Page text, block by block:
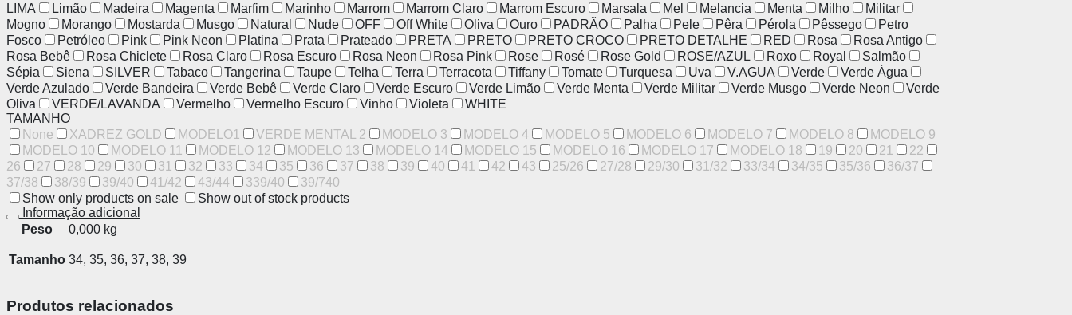
LIMA
Limão Madeira Magenta Marfim Marinho Marrom Marrom Claro Marrom Escuro Marsala Mel Melancia Menta Milho
Militar
Mogno
Morango Mostarda Musgo Natural Nude OFF Off White Oliva Ouro PADRÃO Palha Pele Pêra Pérola Pêssego
Petro
Fosco
Petróleo Pink Pink Neon Platina Prata Prateado PRETA PRETO PRETO CROCO PRETO DETALHE RED Rosa
Rosa Antigo
Rosa Bebê
Rosa Chiclete Rosa Claro Rosa Escuro Rosa Neon Rosa Pink Rose Rosé Rose Gold ROSE/AZUL Roxo Royal
Salmão
Sépia
Siena SILVER Tabaco Tangerina Taupe Telha Terra Terracota Tiffany Tomate Turquesa Uva V.AGUA Verde
Verde Água
Verde Azulado
Verde Bandeira Verde Bebê Verde Claro Verde Escuro Verde Limão Verde Menta Verde Militar Verde Musgo Verde Neon
Verde
Oliva
VERDE/LAVANDA Vermelho Vermelho Escuro Vinho Violeta
WHITE
TAMANHO
None
XADREZ GOLD MODELO1 VERDE MENTAL 2 MODELO 3 MODELO 4 MODELO 5 MODELO 6 MODELO 7 MODELO 8
MODELO 9
MODELO 10
MODELO 11 MODELO 12 MODELO 13 MODELO 14 MODELO 15 MODELO 16 MODELO 17 MODELO 18 19 20 21
22
26
27 28 29 30 31 32 33 34 35 36 37 38 39 40 41 42 43 25/26 27/28 29/30 31/32 33/34 34/35 35/36
36/37
37/38
38/39 39/40 41/42 43/44 339/40
39/740
Show only products on sale
Show out of stock products
Informação adicional
Peso
0,000 kg
Tamanho 34, 35, 36, 37, 38, 39
Produtos relacionados